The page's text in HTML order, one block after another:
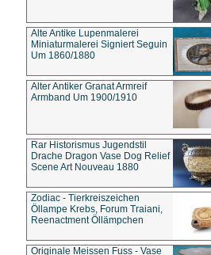
Alte Antike Lupenmalerei
Miniaturmalerei Signiert Seguin
Um 1860/1880
Alter Antiker Granat Armreif
Armband Um 1900/1910
Rar Historismus Jugendstil
Drache Dragon Vase Dog Relief
Scene Art Nouveau 1880
Zodiac - Tierkreiszeichen
Öllampe Krebs, Forum Traiani,
Reenactment Öllämpchen
Originale Meissen Fuss - Vase